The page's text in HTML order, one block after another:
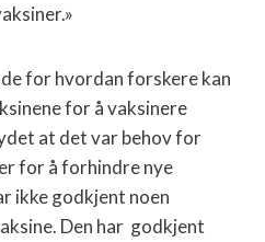
for hvordan forskere kan
for å vaksinere
at det var behov for
for å forhindre nye
ikke godkjent noen
Den har godkjent